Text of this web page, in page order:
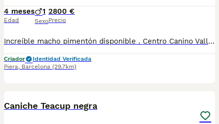
4 meses
Edad
1
Sexo
2800 €
Precio
Increíble macho pimentón disponible . Centro Canino Vallbonica es mucho más que un centro de cría , es una familia comprometida con el bienestar animal y la cria responsable, por ello todos nuestros bebés nacen y se crían en nuestras instalaciones , asegurando así un correcto desarrollo y una magnífica socialización, consiguiendo en cada ejemplar un carácter juguetón y extrovertido algo primordial para su adaptación como un miembro más en tu familia . Se entregan con el carnet de vacunas con el plan correspondiente a su edad , desparasitados y microchip implantado y activado en registro de Anicom. Facilitamos junto al cachorro contrato de compra con garantías víricas de 15 días y congénitas de 1 año . Contamos con un gran equipo de profesionales entre los que se encuentran educadores, auxiliares y Veterinarios ofreciendo los controles sanitarios necesarios así como continua vigilancia asegurando su bienestar . Hacemos envíos a toda España con empresa de transporte privado, proporcionando un viaje confortable y ofreciendo las atenciones necesarias a nuestros bebés . Si estás interesado en alguno de nuestros ejemplares solicita información sin compromiso al 722269698 . También atendemos vía WhatsApp . PRECIO REAL ( incluye el IVA) . Núcleo zoológico B2501315
Criador
Identidad Verificada
Piera, Barcelona (29.7km)
Caniche Teacup negra